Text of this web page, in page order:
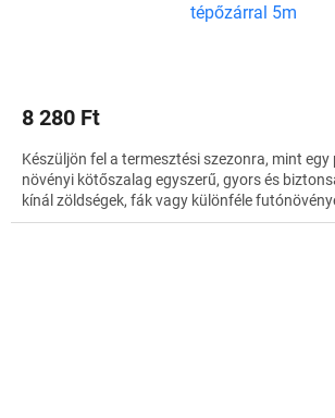
tépőzárral 5m
8 280 Ft
Készüljön fel a termesztési szezonra, mint
növényi kötőszalag egyszerű, gyors és
kínál zöldségek, fák vagy különféle